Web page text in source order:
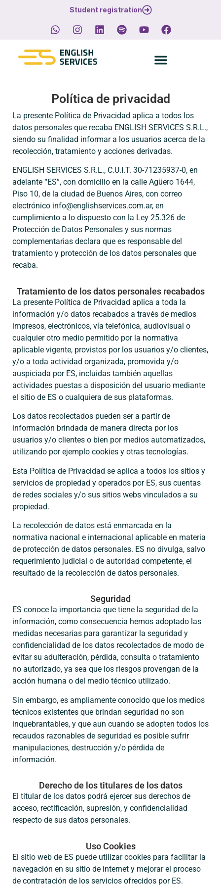
Student registration
Política de privacidad
La presente Política de Privacidad aplica a todos los
datos personales que recaba ENGLISH SERVICES S.R.L.,
siendo su finalidad informar a los usuarios acerca de la
recolección, tratamiento y acciones derivadas.
ENGLISH SERVICES S.R.L., C.U.I.T. 30-71235937-0, en
adelante “ES”, con domicilio en la calle Agüero 1644,
Piso 10, de la ciudad de Buenos Aires, con correo
electrónico info@englishservices.com.ar, en
cumplimiento a lo dispuesto con la Ley 25.326 de
Protección de Datos Personales y sus normas
complementarias declara que es responsable del
tratamiento y protección de los datos personales que
recaba.
Tratamiento de los datos personales recabados
La presente Política de Privacidad aplica a toda la
información y/o datos recabados a través de medios
impresos, electrónicos, vía telefónica, audiovisual o
cualquier otro medio permitido por la normativa
aplicable vigente, provistos por los usuarios y/o clientes,
y/o a toda actividad organizada, promovida y/o
auspiciada por ES, incluidas también aquellas
actividades puestas a disposición del usuario mediante
el sitio de ES o cualquiera de sus plataformas.
Los datos recolectados pueden ser a partir de
información brindada de manera directa por los
usuarios y/o clientes o bien por medios automatizados,
utilizando por ejemplo cookies y otras tecnologías.
Esta Política de Privacidad se aplica a todos los sitios y
servicios de propiedad y operados por ES, sus cuentas
de redes sociales y/o sus sitios webs vinculados a su
propiedad.
La recolección de datos está enmarcada en la
normativa nacional e internacional aplicable en materia
de protección de datos personales. ES no divulga, salvo
requerimiento judicial o de autoridad competente, el
resultado de la recolección de datos personales.
Seguridad
ES conoce la importancia que tiene la seguridad de la
información, como consecuencia hemos adoptado las
medidas necesarias para garantizar la seguridad y
confidencialidad de los datos recolectados de modo de
evitar su adulteración, pérdida, consulta o tratamiento
no autorizado, ya sea que los riesgos provengan de la
acción humana o del medio técnico utilizado.
Sin embargo, es ampliamente conocido que los medios
técnicos existentes que brindan seguridad no son
inquebrantables, y que aun cuando se adopten todos los
recaudos razonables de seguridad es posible sufrir
manipulaciones, destrucción y/o pérdida de
información.
Derecho de los titulares de los datos
El titular de los datos podrá ejercer sus derechos de
acceso, rectificación, supresión, y confidencialidad
respecto de sus datos personales.
Uso Cookies
El sitio web de ES puede utilizar cookies para facilitar la
navegación en su sitio de internet y mejorar el proceso
de contratación de los servicios ofrecidos por ES.